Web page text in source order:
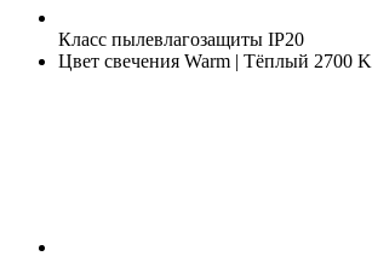
Класс пылевлагозащиты IP20
Цвет свечения Warm | Тёплый 2700 K